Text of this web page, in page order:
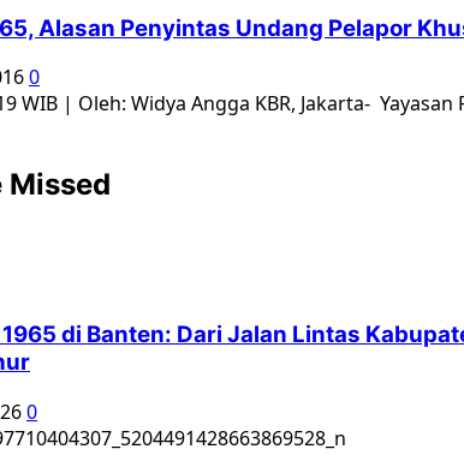
Alasan Penyintas Undang Pelapor
0
WIB | Oleh: Widya Angga KBR, Jakarta-
Missed
di Banten: Dari Jalan Lintas
0